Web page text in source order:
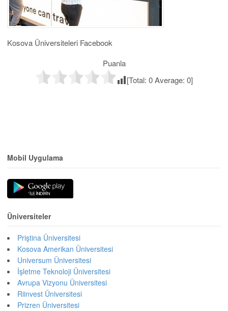
Kosova Üniversiteleri Facebook
Puanla
[Total: 0Average: 0]
Mobil Uygulama
Üniversiteler
Priştina Üniversitesi
Kosova Amerikan Üniversitesi
Universum Üniversitesi
İşletme Teknoloji Üniversitesi
Avrupa Vizyonu Üniversitesi
Riinvest Üniversitesi
Prizren Üniversitesi